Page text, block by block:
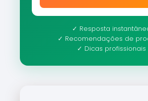
✓ Resposta
✓ Recomendações de
✓ Dicas profissionais